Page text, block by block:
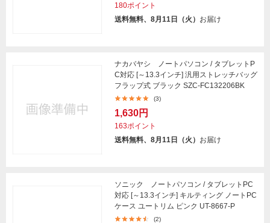
180ポイント
送料無料、8月11日（火） お届け
ナカバヤシ ノートパソコン / タブレットP
C対応 [～13.3インチ] 汎用ストレッチバッグ
フラップ式 ブラック SZC-FC132206BK
(3)
1,630円
163ポイント
送料無料、8月11日（火） お届け
ソニック ノートパソコン / タブレットPC
対応 [～13.3インチ] キルティング ノートPC
ケース ユートリム ピンク UT-8667-P
(2)